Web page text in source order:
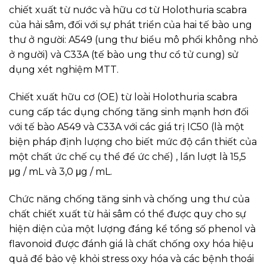
chiết xuất từ nước và hữu cơ từ Holothuria scabra
của hải sâm, đối với sự phát triển của hai tế bào ung
thư ở người: A549 (ung thư biểu mô phổi không nhỏ
ở người) và C33A (tế bào ung thư cổ tử cung) sử
dụng xét nghiệm MTT.
Chiết xuất hữu cơ (OE) từ loài Holothuria scabra
cung cấp tác dụng chống tăng sinh mạnh hơn đối
với tế bào A549 và C33A với các giá trị IC50 (là một
biện pháp định lượng cho biết mức độ cần thiết của
một chất ức chế cụ thể để ức chế) , lần lượt là 15,5
μg / mL và 3,0 μg / mL.
Chức năng chống tăng sinh và chống ung thư của
chất chiết xuất từ hải sâm có thể được quy cho sự
hiện diện của một lượng đáng kể tổng số phenol và
flavonoid được đánh giá là chất chống oxy hóa hiệu
quả để bảo vệ khỏi stress oxy hóa và các bệnh thoái